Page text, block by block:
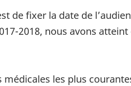
de fixer la date de
2018, nous avons
médicales les plus